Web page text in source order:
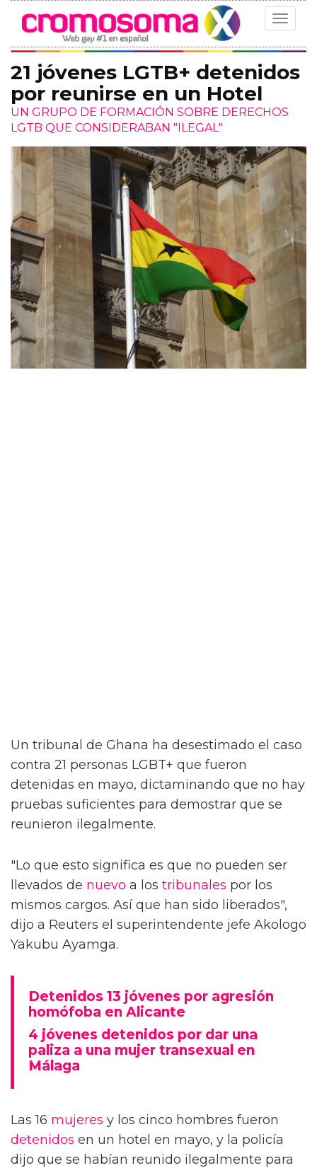
Toggle
21 jóvenes LGTB+ detenidos
por reunirse en un Hotel
UN GRUPO DE FORMACIÓN SOBRE DERECHOS
LGTB QUE CONSIDERABAN "ILEGAL"
Un tribunal de Ghana ha desestimado el caso
contra 21 personas LGBT+ que fueron
detenidas en mayo, dictaminando que no hay
pruebas suficientes para demostrar que se
reunieron ilegalmente.
"Lo que esto significa es que no pueden ser
llevados de nuevo a los tribunales por los
mismos cargos. Así que han sido liberados",
dijo a Reuters el superintendente jefe Akologo
Yakubu Ayamga.
Detenidos 13 jóvenes por agresión
homófoba en Alicante
4 jóvenes detenidos por dar una
paliza a una mujer transexual en
Málaga
Las 16 mujeres y los cinco hombres fueron
detenidos en un hotel en mayo, y la policía
dijo que se habían reunido ilegalmente para